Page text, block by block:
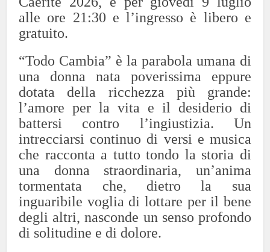
alle ore 21:30 e l’ingresso è libero e
gratuito.
“Todo Cambia” è la parabola umana di
una donna nata poverissima eppure
dotata della ricchezza più grande:
l’amore per la vita e il desiderio di
battersi contro l’ingiustizia. Un
intrecciarsi continuo di versi e musica
che racconta a tutto tondo la storia di
una donna straordinaria, un’anima
tormentata che, dietro la sua
inguaribile voglia di lottare per il bene
degli altri, nasconde un senso profondo
di solitudine e di dolore.